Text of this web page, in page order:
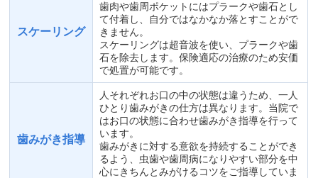
スケーリング
歯肉や歯周ポケットにはプラークや歯石とし
て付着し、自分ではなかなか落とすことがで
きません。
スケーリングは超音波を使い、プラークや歯
石を除去します。保険適応の治療のため安価
で処置が可能です。
歯みがき指導
人それぞれお口の中の状態は違うため、一人
ひとり歯みがきの仕方は異なります。当院で
はお口の状態に合わせ歯みがき指導を行って
います。
歯みがきに対する意欲を持続することができ
るよう、虫歯や歯周病になりやすい部分を中
心にきちんとみがけるコツをご指導していま